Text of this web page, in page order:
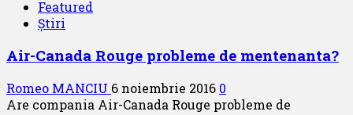
data
Noiembrie
intra
in
Featured
Știri
Air-Canada Rouge probleme de mentenanta?
Romeo MANCIU 6 noiembrie 2016 0
Are compania Air-Canada Rouge probleme de